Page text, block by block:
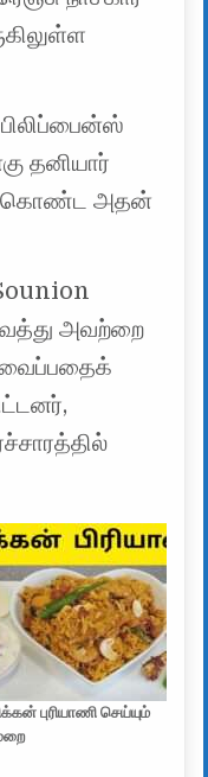
தனியார்
கொண்ட அதன்
அவற்றை
புரியாணி செய்யும்